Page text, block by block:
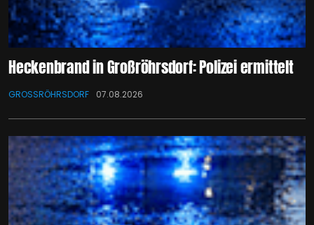
Heckenbrand in Großröhrsdorf: Polizei ermittelt
GROSSRÖHRSDORF 07.08.2026